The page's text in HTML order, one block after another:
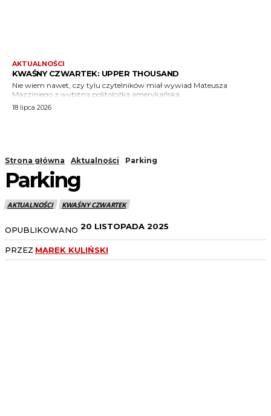
AKTUALNOŚCI
KWAŚNY CZWARTEK: UPPER THOUSAND
Nie wiem nawet, czy tylu czytelników miał wywiad Mateusza
Mazziniego z wybitną politolożką amerykańską...
18 lipca 2026